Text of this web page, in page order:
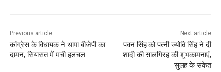
Previous article
कांग्रेस के विधायक ने थामा बीजेपी का
दामन, सियासत में मची हलचल
Next article
पवन सिंह को पत्नी ज्योति सिंह ने दी
शादी की सालगिरह की शुभकामनाएं,
सुलह के संकेत